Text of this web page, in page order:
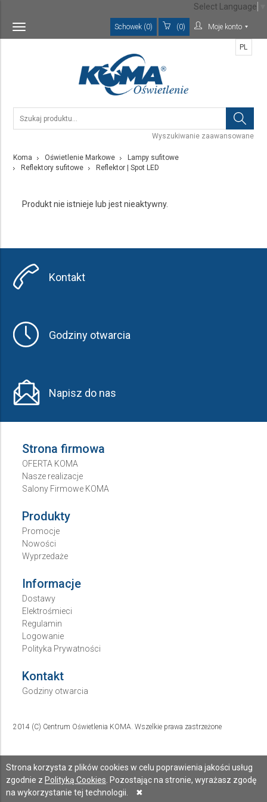
Toggle
navigation
Strona korzysta z plików cookies w celu poprawienia jakości usług
zgodnie z Polityką Cookies . Pozostając na stronie, wyrażasz zgodę
na wykorzystanie tej technologii.
✖
Schowek (0) (0) Moje konto
Wyszukiwanie zaawansowane
PL
Koma Oświetlenie Markowe
Lampy sufitowe
Reflektory sufitowe
Reflektor | Spot LED
Produkt nie istnieje lub jest nieaktywny.
Kontakt
Godziny otwarcia
Napisz do nas
Strona firmowa
OFERTA KOMA
Nasze realizacje
Salony Firmowe KOMA
Produkty
Promocje
Nowości
Wyprzedaże
Informacje
Dostawy
Elektrośmieci
Regulamin
Logowanie
Polityka Prywatności
Kontakt
Godziny otwarcia
2014 (C) Centrum Oświetlenia KOMA. Wszelkie prawa zastrzeżone
Select Language